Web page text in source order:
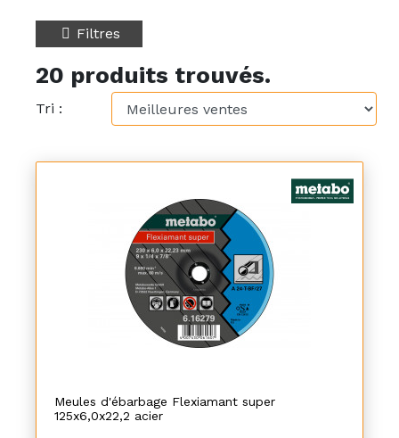
Filtres
20 produits trouvés.
Tri :
Meules d'ébarbage Flexiamant super
125x6,0x22,2 acier